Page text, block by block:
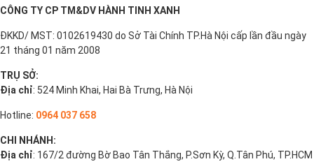
CÔNG TY CP TM&DV HÀNH TINH XANH
ĐKKD/ MST: 0102619430 do Sở Tài Chính TP.Hà Nội cấp lần đầu ngày
21 tháng 01 năm 2008
TRỤ SỞ:
Địa chỉ: 524 Minh Khai, Hai Bà Trưng, Hà Nội
Hotline: 0964 037 658
CHI NHÁNH:
Địa chỉ: 167/2 đường Bờ Bao Tân Thắng, P.Sơn Kỳ, Q.Tân Phú, TP.HCM